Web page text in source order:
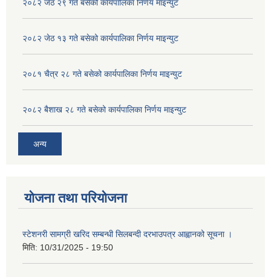
२०८२ जेठ २९ गते बसेको कार्यपालिका निर्णय माइन्युट
२०८२ जेठ १३ गते बसेको कार्यपालिका निर्णय माइन्युट
२०८१ चैत्र २८ गते बसेको कार्यपालिका निर्णय माइन्युट
२०८२ बैशाख २८ गते बसेको कार्यपालिका निर्णय माइन्युट
अन्य
योजना तथा परियोजना
स्टेशनरी सामग्री खरिद सम्बन्धी सिलबन्दी दरभाउपत्र आह्वानको सूचना ।
मिति: 10/31/2025 - 19:50